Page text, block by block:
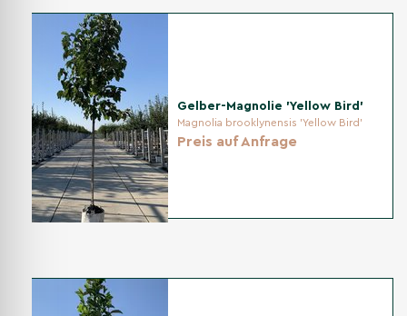
Gelber-Magnolie 'Yellow Bird'
Magnolia brooklynensis 'Yellow Bird'
Preis auf Anfrage